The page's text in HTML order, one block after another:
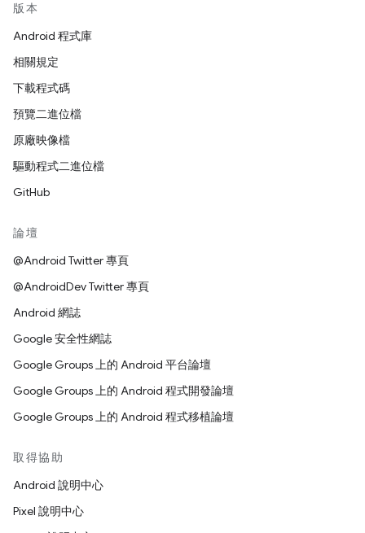
版本
Android 程式庫
相關規定
下載程式碼
預覽二進位檔
原廠映像檔
驅動程式二進位檔
GitHub
論壇
@Android Twitter 專頁
@AndroidDev Twitter 專頁
Android 網誌
Google 安全性網誌
Google Groups 上的 Android 平台論壇
Google Groups 上的 Android 程式開發論壇
Google Groups 上的 Android 程式移植論壇
取得協助
Android 說明中心
Pixel 說明中心